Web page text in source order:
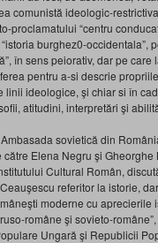
comunistă ideologic-
proclamatului “centru
burghez0-
în sens peiorativ, dar pe
pentru a-si descrie
linii ideologice, şi chiar si în
atitudini, interpretări şi
sovietică din
Elena Negru şi
Cultural Român,
referitor la istorie,
moderne cu
române şi sovieto-
Ungară şi Republicii